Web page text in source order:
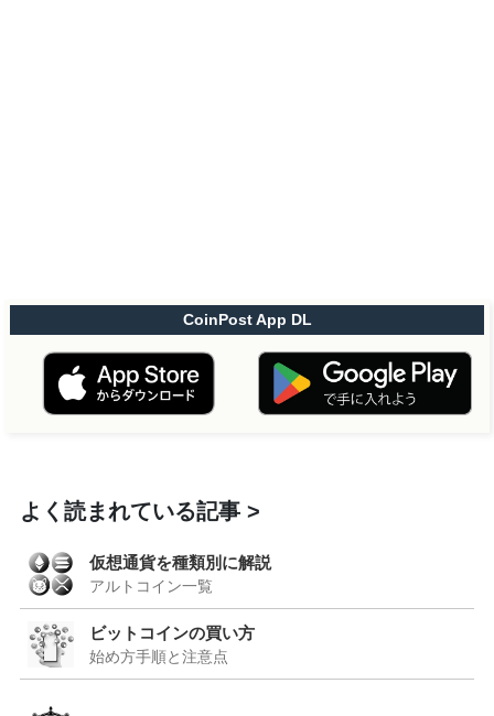
CoinPost App DL
よく読まれている記事
仮想通貨を種類別に解説
アルトコイン一覧
ビットコインの買い方
始め方手順と注意点